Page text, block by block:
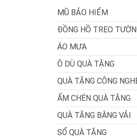
MŨ BẢO HIỂM
ĐỒNG HỒ TREO
ÁO MƯA
Ô DÙ QUÀ TẶNG
QUÀ TẶNG CÔNG
ẤM CHÉN QUÀ TẶNG
QUÀ TẶNG BẰNG VẢI
SỔ QUÀ TẶNG